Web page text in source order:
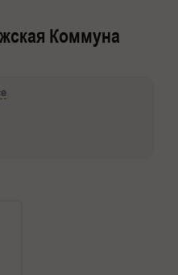
Коммуна